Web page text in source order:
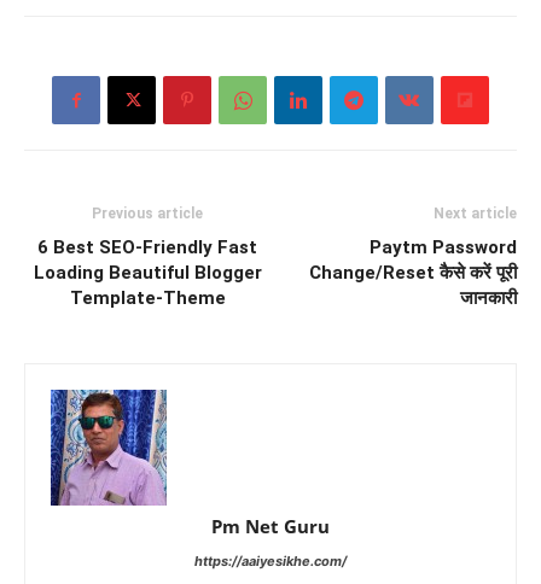
Previous article
6 Best SEO-Friendly Fast
Loading Beautiful Blogger
Template-Theme
Next article
Paytm Password
Change/Reset कैसे करें पूरी
जानकारी
Pm Net Guru
https://aaiyesikhe.com/